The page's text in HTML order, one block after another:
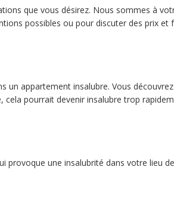
que vous désirez. Nous sommes à
possibles ou pour discuter des prix et
appartement insalubre. Vous
pourrait devenir insalubre trop
provoque une insalubrité dans votre lieu